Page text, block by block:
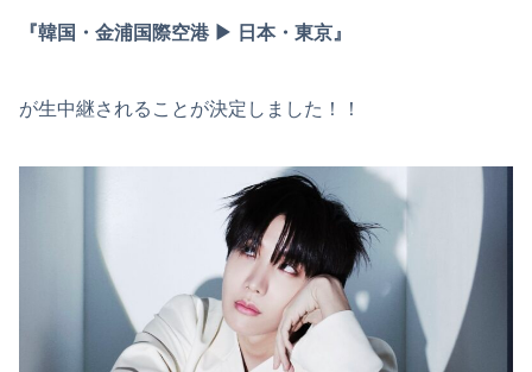
『韓国・金浦国際空港 ▶︎ 日本・東京』
が生中継されることが決定しました！！